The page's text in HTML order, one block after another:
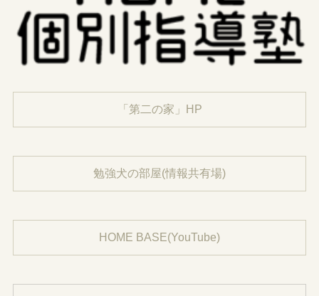
「第二の家」HP
勉強犬の部屋(情報共有場)
HOME BASE(YouTube)